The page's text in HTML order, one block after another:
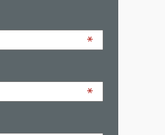
*
*